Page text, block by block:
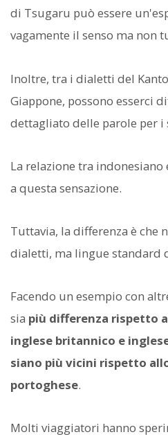
di Tsugaru può essere
vagamente il senso ma non
Inoltre, tra i dialetti del
Giappone, possono esserci
dettagliato delle parole per
La relazione tra
a questa sensazione.
Tuttavia, la differenza è che
dialetti, ma lingue standard
Facendo un esempio con
sia più differenza rispetto
inglese britannico e
siano più vicini rispetto
portoghese.
Molti viaggiatori hanno